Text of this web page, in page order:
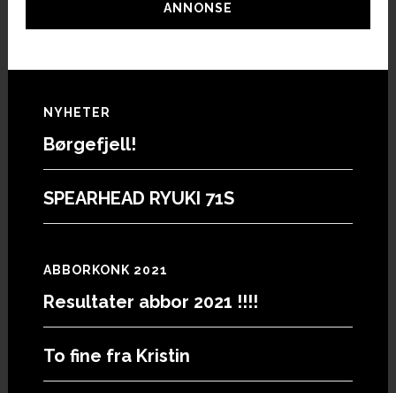
ANNONSE
Footer
NYHETER
Børgefjell!
SPEARHEAD RYUKI 71S
ABBORKONK 2021
Resultater abbor 2021 !!!!
To fine fra Kristin